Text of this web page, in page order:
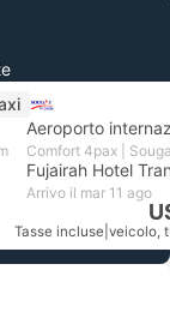
Fujairah Hotel
Arrivo il mar 11 ago
Tasse incluse veicolo,